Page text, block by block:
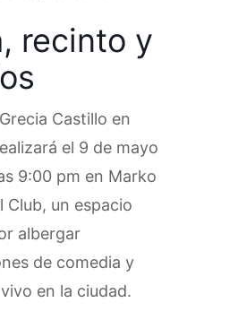
recinto y
Castillo en
el 9 de mayo
9:00 pm en Marko
Club, un espacio
albergar
de comedia y
en la ciudad.